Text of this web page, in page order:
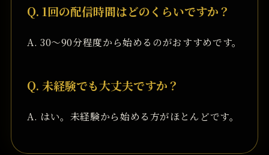
Q. 1回の配信時間はどのくらいですか？
A. 30〜90分程度から始めるのがおすすめです。
Q. 未経験でも大丈夫ですか？
A. はい。未経験から始める方がほとんどです。